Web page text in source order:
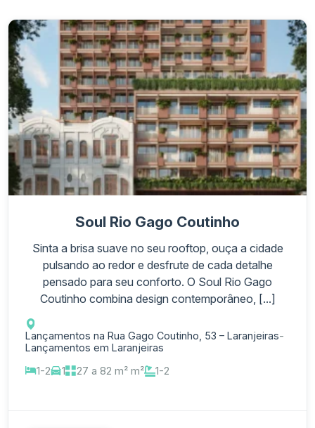
Soul Rio Gago Coutinho
Sinta a brisa suave no seu rooftop, ouça a cidade
pulsando ao redor e desfrute de cada detalhe
pensado para seu conforto. O Soul Rio Gago
Coutinho combina design contemporâneo, [...]
Lançamentos na Rua Gago Coutinho, 53 – Laranjeiras-
Lançamentos em Laranjeiras
1-2
1 27 a 82 m² m² 1-2